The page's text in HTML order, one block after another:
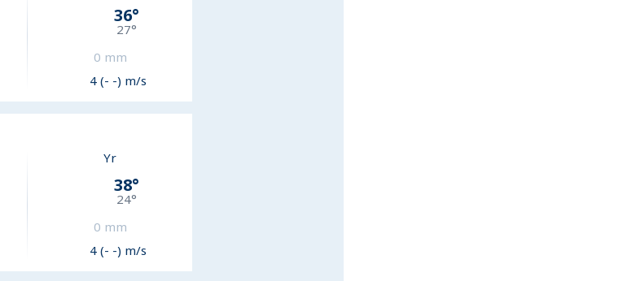
36°
27°
0 mm
4 (- -) m/s
Yr
38°
24°
0 mm
4 (- -) m/s